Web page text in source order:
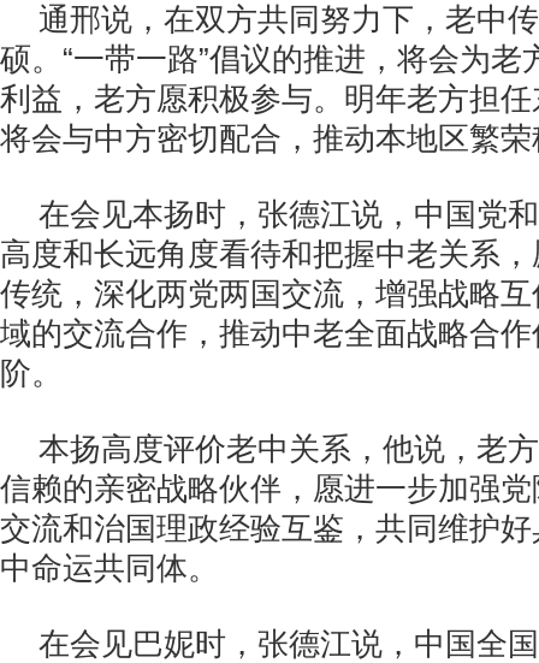
通邢说，在双方共同努力下，老中
硕。“一带一路”倡议的推进，将会为老
利益，老方愿积极参与。明年老方担
将会与中方密切配合，推动本地区繁
在会见本扬时，张德江说，中国党
高度和长远角度看待和把握中老关系
传统，深化两党两国交流，增强战略
域的交流合作，推动中老全面战略合
阶。
本扬高度评价老中关系，他说，老
信赖的亲密战略伙伴，愿进一步加强
交流和治国理政经验互鉴，共同维护
中命运共同体。
在会见巴妮时，张德江说，中国全